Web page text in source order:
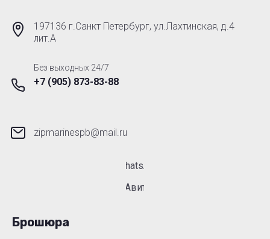
197136 г.Санкт Петербург, ул.Лахтинская, д.4
лит.А
Без выходных 24/7
+7 (905) 873-83-88
zipmarinespb@mail.ru
WhatsApp
Авито
Брошюра